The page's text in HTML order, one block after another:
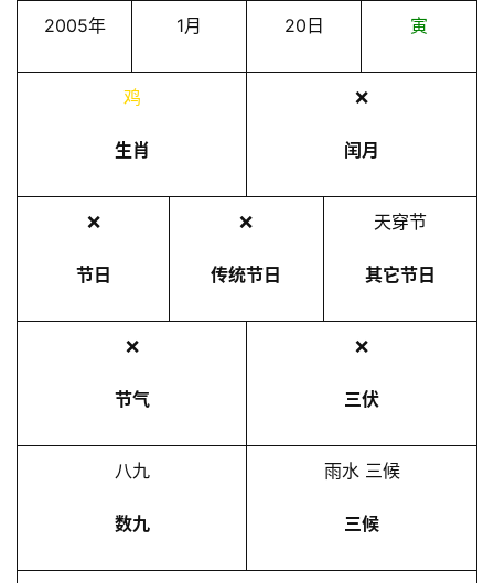
2005年 1月 20日 寅
鸡
生肖
❌
闰月
❌
节日
❌
传统节日
天穿节
其它节日
❌
节气
❌
三伏
八九
数九
雨水 三候
三候